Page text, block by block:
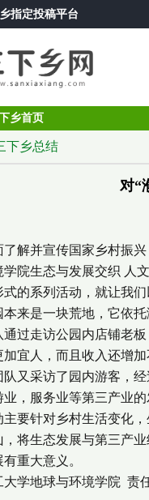
指定投稿平台
乡首页
下乡总结
对“
了解并宣传国家乡村振
院生态与发展交织 人
式的系列活动，就让我
本来是一块荒地，它依
通过走访公园内店铺老
加宜人，而且收入还增
队又采访了园内游客，
业，服务业等第三产业
主要针对乡村生活变化
，将生态发展与第三产
重大意义。
大学地球与环境学院 责